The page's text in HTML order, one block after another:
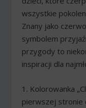
wszystkie
Znany jako
symbolem
przygody to
inspiracji dla
1. Kolorowanka
pierwszej stronie